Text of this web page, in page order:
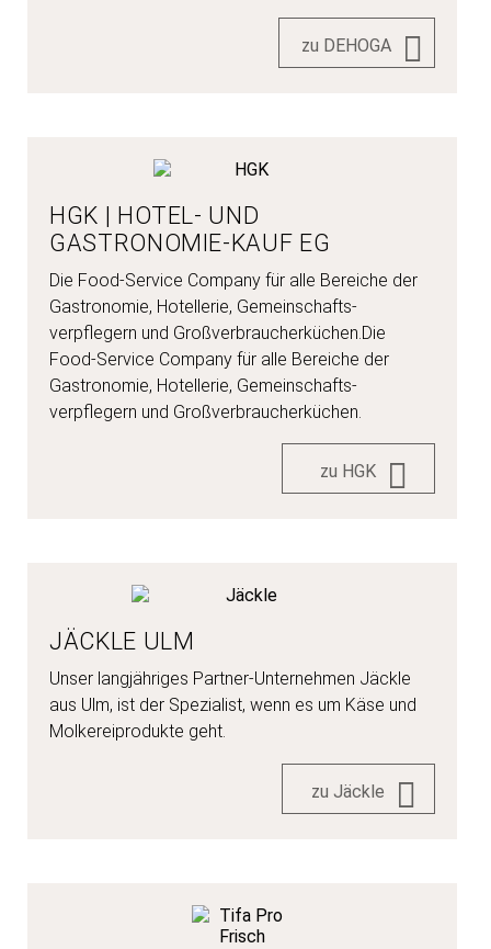
zu DEHOGA
HGK | HOTEL- UND
GASTRONOMIE-KAUF EG
Die Food-Service Company für alle Bereiche der
Gastro­nomie, Hotellerie, Gemein­­schafts­­
verpflegern und Groß­­verbraucher­­küchen.Die
Food-Service Company für alle Bereiche der
Gastronomie, Hotellerie, Gemein­­schafts­­
verpflegern und Groß­­verbraucher­­küchen.
zu HGK
JÄCKLE ULM
Unser langjähriges Partner-Unternehmen Jäckle
aus Ulm, ist der Spezialist, wenn es um Käse und
Molkereiprodukte geht.
zu Jäckle